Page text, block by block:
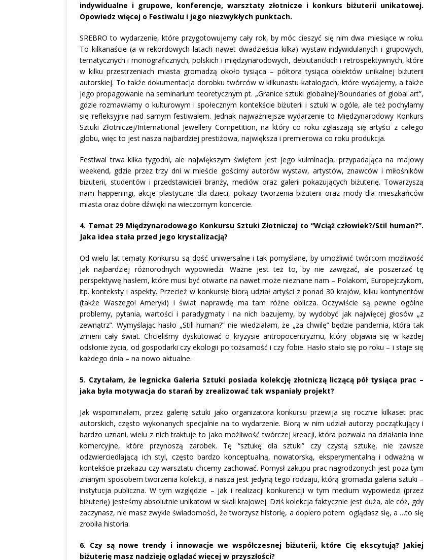
indywidualne i grupowe, konferencje, warsztaty złotnicze i konkurs biżuterii unikatowej.
Opowiedz więcej o Festiwalu i jego niezwykłych punktach.
SREBRO to wydarzenie, które przygotowujemy cały rok, by móc cieszyć się nim dwa miesiące w roku.
To kilkanaście (a w rekordowych latach nawet dwadzieścia kilka) wystaw indywidulanych i grupowych,
tematycznych i monograficznych, polskich i międzynarodowych, debiutanckich i retrospektywnych, które
w kilku przestrzeniach miasta gromadzą około tysiąca – półtora tysiąca obiektów unikalnej biżuterii
autorskiej. To także dokumentacja dorobku twórców w kilkunastu katalogach, które wydajemy, a także
jego propagowanie na seminarium teoretycznym pt. „Granice sztuki globalnej/Boundaries of global art”,
gdzie rozmawiamy o kulturowym i społecznym kontekście biżuterii i sztuki w ogóle, ale też pochylamy
się refleksyjnie nad samym festiwalem. Jednak najważniejsze wydarzenie to Międzynarodowy Konkurs
Sztuki Złotniczej/International Jewellery Competition, na który co roku zgłaszają się artyści z całego
globu, więc to jest nasza najbardziej prestiżowa, największa i premierowa co roku produkcja.
Festiwal trwa kilka tygodni, ale największym świętem jest jego kulminacja, przypadająca na majowy
weekend, gdzie przez trzy dni w mieście gościmy autorów wystaw, artystów, znawców i miłośników
biżuterii, studentów i przedstawicieli branży, mediów oraz galerii pokazujących biżuterię. Towarzyszą
nam happeningi, akcje plastyczne dla dzieci, pokazy tworzenia biżuterii oraz mody dla mieszkańców
miasta oraz dobre dźwięki na wieczornym koncercie.
4. Temat 29 Międzynarodowego Konkursu Sztuki Złotniczej to “Wciąż człowiek?/Stil human?”.
Jaka idea stała przed jego krystalizacją?
Od wielu lat tematy Konkursu są dość uniwersalne i tak pomyślane, by umożliwić twórcom możliwość
jak najbardziej różnorodnych wypowiedzi. Ważne jest też to, by nie zawężać, ale poszerzać tę
perspektywę hasłem, które musi być otwarte na nawet może nieznane nam – Polakom, Europejczykom,
itp. konteksty i aspekty. Przecież w konkursie biorą udział artyści z ponad 30 krajów, kilku kontynentów
(także Waszego! Ameryki) i świat naprawdę ma tam różne oblicza. Oczywiście są pewne ogólne
problemy, pytania, wartości i paradygmaty i na nich bazujemy, by wydobyć jak najwięcej głosów „z
zewnątrz”. Wymyślając hasło „Still human?” nie wiedziałam, że „za chwilę” będzie pandemia, która tak
zmieni cały świat. Chcieliśmy dyskutować o kryzysie antropocentryzmu, który objawia się w każdej
odsłonie życia, od gospodarki czy ekologii po tożsamość i czy fobie. Hasło stało się po roku – i staje się
każdego dnia – na nowo aktualne.
5. Czytałam, że legnicka Galeria Sztuki posiada kolekcję złotniczą liczącą pół tysiąca prac –
jaka była motywacja do starań by zrealizować tak wspaniały projekt?
Jak wspominałam, przez galerię sztuki jako organizatora konkursu przewija się rocznie kilkaset prac
autorskich, często wykonanych specjalnie na to wydarzenie. Biorą w nim udział autorzy początkujący i
bardzo uznani, wielu z nich traktuje to jako możliwość twórczej kreacji, która pozwala na działania inne
komercyjne, które przynoszą zarobek. Tę “sztukę dla sztuki” czy czystą sztukę, nie zawsze
odzwierciedlającą ich styl, często bardzo konceptualną, nowatorską, eksperymentalną i odważną w
kontekście przekazu czy warsztatu chcemy zachować. Pomysł zakupu prac nagrodzonych jest poza tym
znanym sposobem tworzenia kolekcji, a nasza jest jedyną tego rodzaju, którą gromadzi galeria sztuki –
instytucja publiczna. W tym względzie – jak i realizacji konkurencji w tym medium wypowiedzi (przez
biżuterię) jesteśmy absolutnie unikatowi w skali krajowej. Dziś kolekcja faktycznie jest duża, ale cóż, gdy
zaczynasz, nie masz zwykle świadomości, że tworzysz historię, a dopiero potem oglądasz się, a …to się
zrobiła historia.
6. Czy są nowe trendy i innowacje we współczesnej biżuterii, które Cię ekscytują? Jakiej
biżuterię masz nadzieję oglądać więcej w przyszłości?